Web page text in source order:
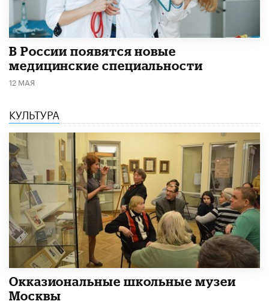
В России появятся новые
медицинские специальности
12 МАЯ
КУЛЬТУРА
​Окказиональные школьные музеи
Москвы